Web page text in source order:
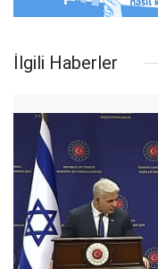
İlgili Haberler